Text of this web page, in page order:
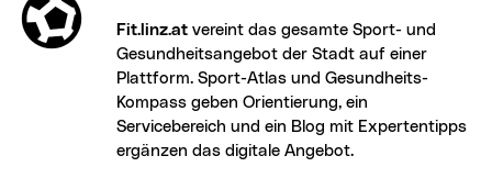
Mehr dazu
Weitere aktuelle Meldungen